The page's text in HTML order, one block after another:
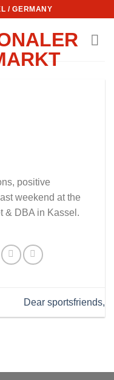
/ GERMANY
positive
weekend at the
& DBA in Kassel.
Dear sportsfriends,